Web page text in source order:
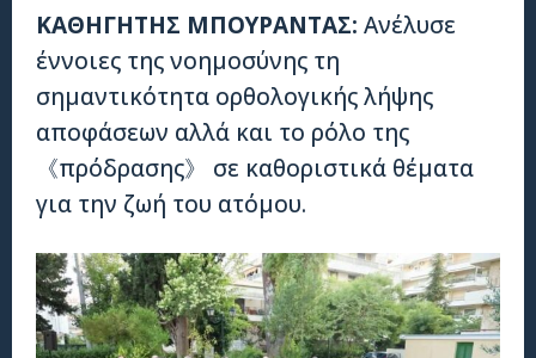
ΚΑΘΗΓΗΤΗΣ ΜΠΟΥΡΑΝΤΑΣ: Ανέλυσε
έννοιες της νοημοσύνης τη
σημαντικότητα ορθολογικής λήψης
αποφάσεων αλλά και το ρόλο της
《πρόδρασης》 σε καθοριστικά θέματα
για την ζωή του ατόμου.